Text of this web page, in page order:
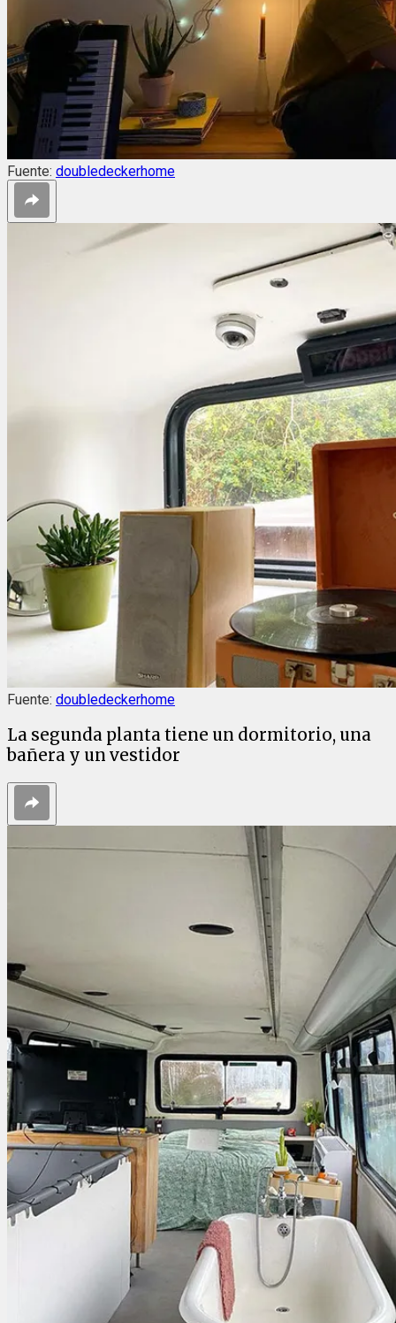
Fuente: doubledeckerhome
Fuente: doubledeckerhome
La segunda planta tiene un dormitorio, una
bañera y un vestidor